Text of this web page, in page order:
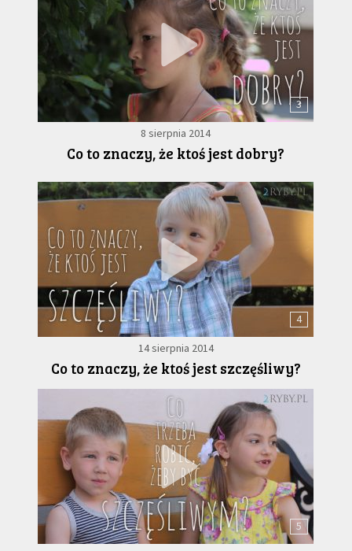
3
8 sierpnia 2014
Co to znaczy, że ktoś jest dobry?
4
14 sierpnia 2014
Co to znaczy, że ktoś jest szczęśliwy?
5